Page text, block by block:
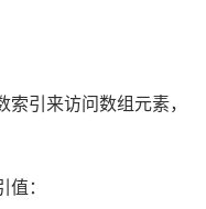
引来访问数组元素，
：